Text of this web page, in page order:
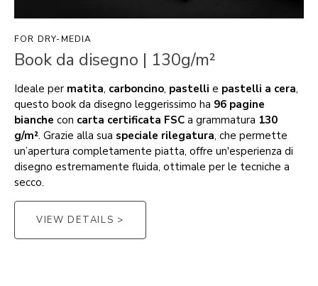
FOR DRY-MEDIA
Book da disegno | 130g/m²
Ideale per matita, carboncino, pastelli e pastelli a cera,
questo book da disegno leggerissimo ha 96 pagine
bianche con carta certificata FSC a grammatura 130
g/m². Grazie alla sua speciale rilegatura, che permette
un’apertura completamente piatta, offre un'esperienza di
disegno estremamente fluida, ottimale per le tecniche a
secco.
VIEW DETAILS >